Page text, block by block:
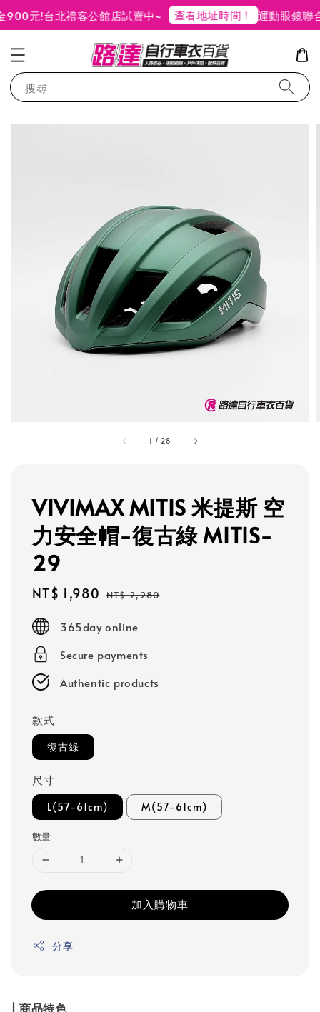
元!台北禮客公館店試賣中~ 查看地址時間！ 運動眼鏡聯合
搜尋
1 / 28
VIVIMAX MITIS 米提斯 空
力安全帽-復古綠 MITIS-
29
Sale
NT$ 1,980 Regular
NT$ 2,280
365day online
Secure payments
Authentic products
款式
復古綠
尺寸
L(57-61cm) M(57-61cm)
數量
加入購物車
分享
| 商品特色